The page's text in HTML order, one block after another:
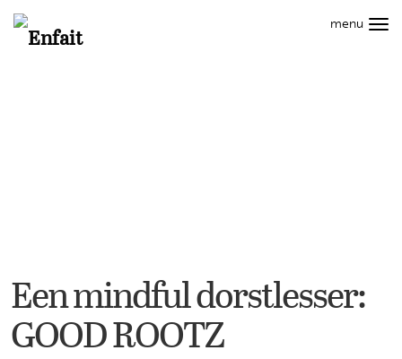
Hoofdmenu Searchmenu
Een mindful dorstlesser:
GOOD ROOTZ